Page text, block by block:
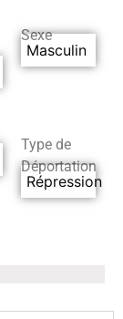
Sexe
Masculin
Type de
Déportation
Répression